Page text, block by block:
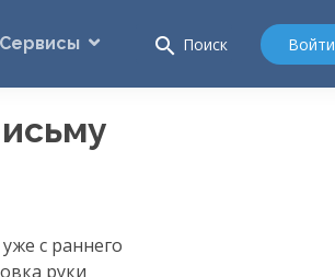
Сервисы search Поиск Войти
с раннего
руки